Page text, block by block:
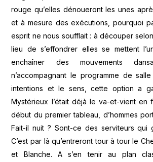
rouge qu’elles dénoueront les unes
et à mesure des exécutions, pourquoi
esprit ne nous soufflait : à découper
lieu de s’effondrer elles se mettent
enchaîner des mouvements
n’accompagnant le programme de
intentions et le sens, cette option a
Mystérieux l’était déjà le va-et-vient en
début du premier tableau, d’hommes
Fait-il nuit ? Sont-ce des serviteurs qui
C’est par là qu’entreront tour à tour le
et Blanche. A s’en tenir au plan